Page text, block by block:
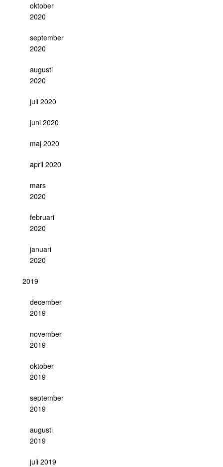
oktober
2020
september
2020
augusti
2020
juli 2020
juni 2020
maj 2020
april 2020
mars
2020
februari
2020
januari
2020
2019
december
2019
november
2019
oktober
2019
september
2019
augusti
2019
juli 2019